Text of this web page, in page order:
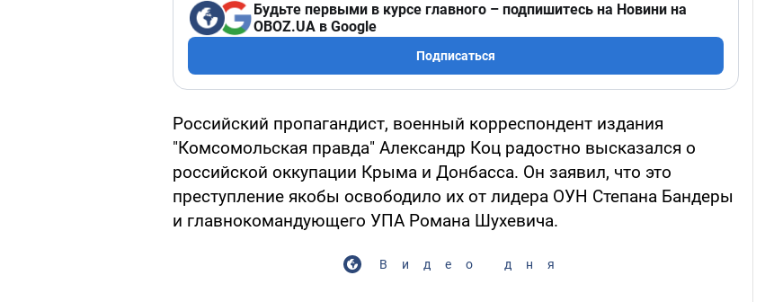
Будьте первыми в курсе главного – подпишитесь на Новини на
OBOZ.UA в Google
Подписаться
Российский пропагандист, военный корреспондент издания
"Комсомольская правда" Александр Коц радостно высказался о
российской оккупации Крыма и Донбасса. Он заявил, что это
преступление якобы освободило их от лидера ОУН Степана Бандеры
и главнокомандующего УПА Романа Шухевича.
Видео дня